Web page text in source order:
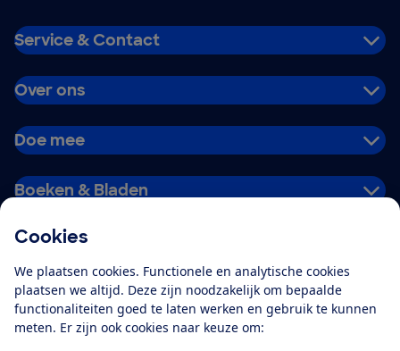
Cookies
We plaatsen cookies. Functionele en analytische cookies
plaatsen we altijd. Deze zijn noodzakelijk om bepaalde
functionaliteiten goed te laten werken en gebruik te kunnen
meten. Er zijn ook cookies naar keuze om:
Service & Contact
Over ons
Doe mee
Boeken & Bladen
Alles over de